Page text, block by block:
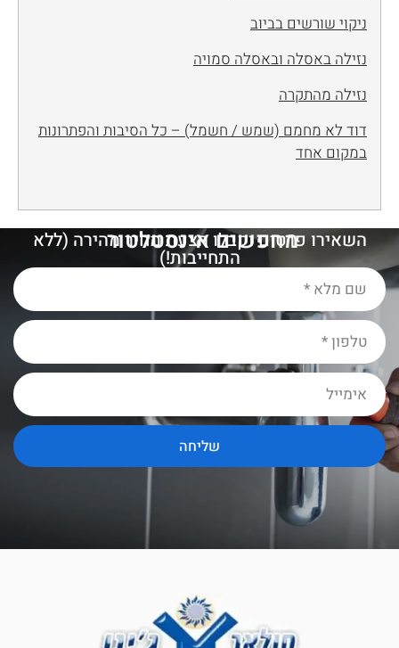
ניקוי שורשים בביוב
נזילה באסלה ובאסלה סמויה
נזילה מהתקרה
דוד לא מחמם (שמש / חשמל) – כל הסיבות והפתרונות
במקום אחד
מחפשים אינסטלטורמומ
השאירו פרטים וקבלו הצעת מחיר מהירה (ללא
התחייבות!)
שליחה